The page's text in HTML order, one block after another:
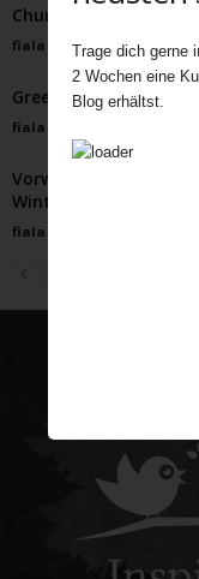
Churchill reichte seine
fiala März 26, 2023
Green Tea Toddy –
fiala
Vorweihnacht in
Winterdepression
fiala
Trage dich gerne
2 Wochen eine
Blog erhältst.